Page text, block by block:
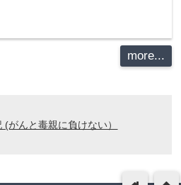
more...
(がんと毒親に負けない）